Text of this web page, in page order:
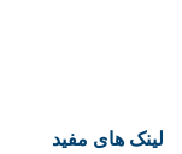
لینک های مفید